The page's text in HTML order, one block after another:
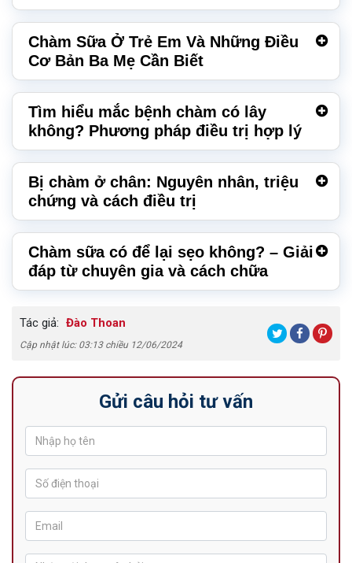
Chàm Sữa Ở Trẻ Em Và Những Điều
Cơ Bản Ba Mẹ Cần Biết
Tìm hiểu mắc bệnh chàm có lây
không? Phương pháp điều trị hợp lý
Bị chàm ở chân: Nguyên nhân, triệu
chứng và cách điều trị
Chàm sữa có để lại sẹo không? – Giải
đáp từ chuyên gia và cách chữa
Tác giả: Đào Thoan
Cập nhật lúc: 03:13 chiều 12/06/2024
Gửi câu hỏi tư vấn